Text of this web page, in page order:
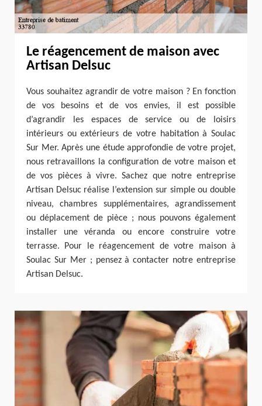
Le réagencement de maison avec
Artisan Delsuc
Vous souhaitez agrandir de votre maison ? En fonction
de vos besoins et de vos envies, il est possible
d’agrandir les espaces de service ou de loisirs
intérieurs ou extérieurs de votre habitation à Soulac
Sur Mer. Après une étude approfondie de votre projet,
nous retravaillons la configuration de votre maison et
de vos pièces à vivre. Sachez que notre entreprise
Artisan Delsuc réalise l’extension sur simple ou double
niveau, chambres supplémentaires, agrandissement
ou déplacement de pièce ; nous pouvons également
installer une véranda ou encore construire votre
terrasse. Pour le réagencement de votre maison à
Soulac Sur Mer ; pensez à contacter notre entreprise
Artisan Delsuc.